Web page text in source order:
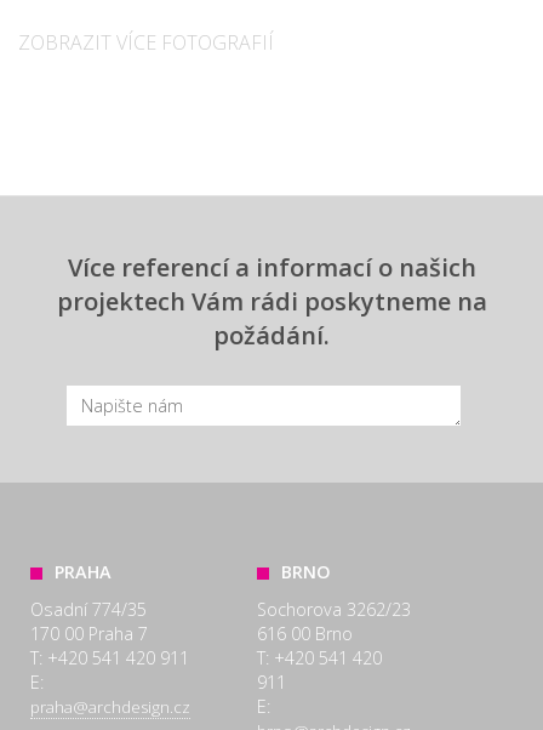
ZOBRAZIT VÍCE FOTOGRAFIÍ
Více referencí a informací o našich
projektech Vám rádi poskytneme na
požádání.
PRAHA
Osadní 774/35
170 00 Praha 7
T: +420 541 420 911
E:
praha@archdesign.cz
BRNO
Sochorova 3262/23
616 00 Brno
T: +420 541 420
911
E: